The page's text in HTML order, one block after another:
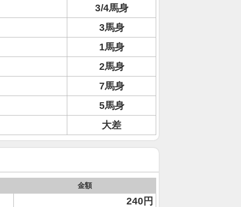
3/4馬身
3馬身
1馬身
2馬身
7馬身
5馬身
大差
金額
240円